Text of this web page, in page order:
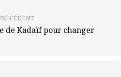
de Kadaïf pour changer